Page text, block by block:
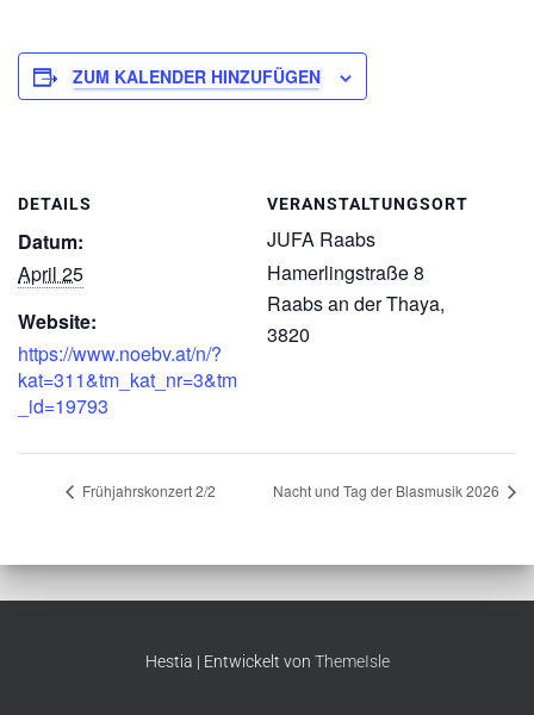
ZUM KALENDER HINZUFÜGEN
DETAILS
Datum:
April 25
Website:
https://www.noebv.at/n/?
kat=311&tm_kat_nr=3&tm
_id=19793
VERANSTALTUNGSORT
JUFA Raabs
Hamerlingstraße 8
Raabs an der Thaya,
3820
Frühjahrskonzert 2/2 Nacht und Tag der Blasmusik 2026
Hestia | Entwickelt von ThemeIsle